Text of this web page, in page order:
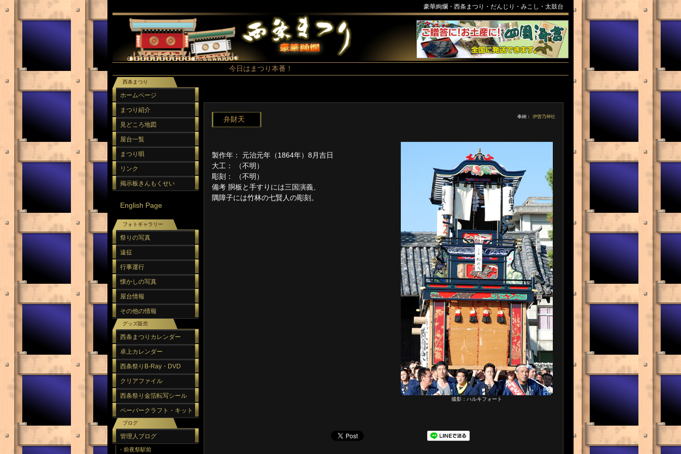
豪華絢爛・西条まつり・だんじり・みこし・太鼓台
今日はまつり本番！
西条まつり
ホームページ
まつり紹介
見どころ地図
屋台一覧
まつり唄
リンク
掲示板きんもくせい
English Page
フォトギャラリー
祭りの写真
遠征
行事運行
懐かしの写真
屋台情報
その他の情報
グッズ販売
西条まつりカレンダー
卓上カレンダー
西条祭りB-Ray・DVD
クリアファイル
西条祭り金箔転写シール
ペーパークラフト・キット
ブログ
管理人ブログ
・前夜祭駅前
弁財天 奉納： 伊曽乃神社
撮影：ハルキフォート
製作年： 元治元年（1864年）8月吉日
大工： （不明）
彫刻： （不明）
備考 胴板と手すりには三国演義、
隅障子には竹林の七賢人の彫刻。